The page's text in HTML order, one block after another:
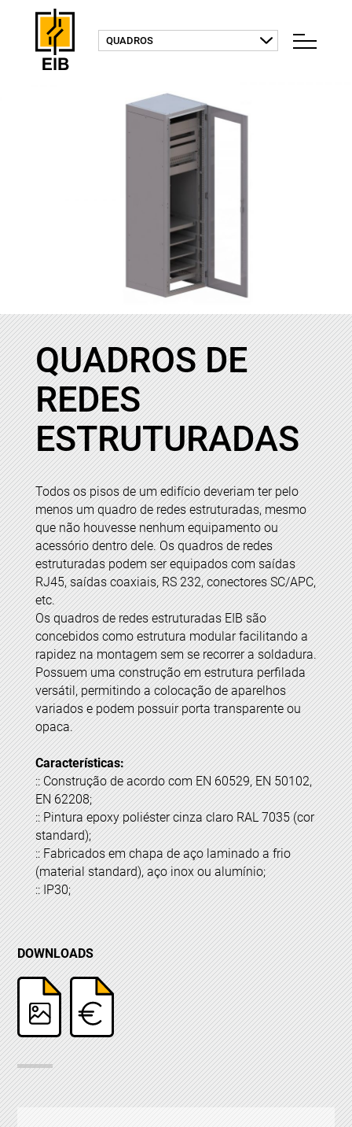
QUADROS DE
REDES
ESTRUTURADAS
Todos os pisos de um edifício deveriam ter pelo
menos um quadro de redes estruturadas, mesmo
que não houvesse nenhum equipamento ou
acessório dentro dele. Os quadros de redes
estruturadas podem ser equipados com saídas
RJ45, saídas coaxiais, RS 232, conectores SC/APC,
etc.
Os quadros de redes estruturadas EIB são
concebidos como estrutura modular facilitando a
rapidez na montagem sem se recorrer a soldadura.
Possuem uma construção em estrutura perfilada
versátil, permitindo a colocação de aparelhos
variados e podem possuir porta transparente ou
opaca.
Características:
:: Construção de acordo com EN 60529, EN 50102,
EN 62208;
:: Pintura epoxy poliéster cinza claro RAL 7035 (cor
standard);
:: Fabricados em chapa de aço laminado a frio
(material standard), aço inox ou alumínio;
:: IP30;
DOWNLOADS